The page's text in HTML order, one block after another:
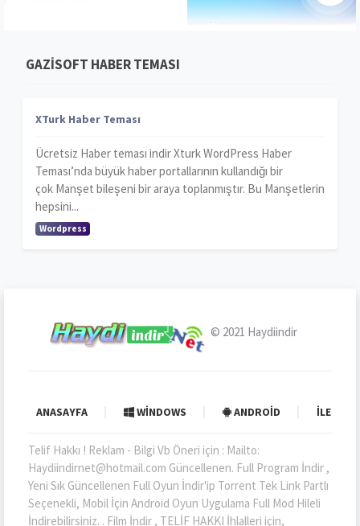
GAZISOFT HABER TEMASI
XTurk Haber Teması
Ücretsiz Haber teması indir Xturk WordPress Haber
Teması’nda büyük haber portallarının kullandığı bir
çok Manşet bileşeni bir araya toplanmıştır. Bu Manşetlerin
hepsini...
Wordpress
© 2021 Haydiindir
ANASAYFA WINDOWS ANDROID İLETIŞIM
Telif Hakkı ! Reklam - Bilgi Vb Öneri için : Mailto:
Haydiindirnet@hotmail.com Güncellenen. Full Program İndir ,
Yeni Sık Güncellenen Full Oyun İndir'ip Torrent Tek Link Partlı
Seçenekli, Mobil İçin Android Oyun Uygulama Full Mod Hileli
İndirebilirsiniz. . Film İndir , TELİF HAKKI İhlalleri için,